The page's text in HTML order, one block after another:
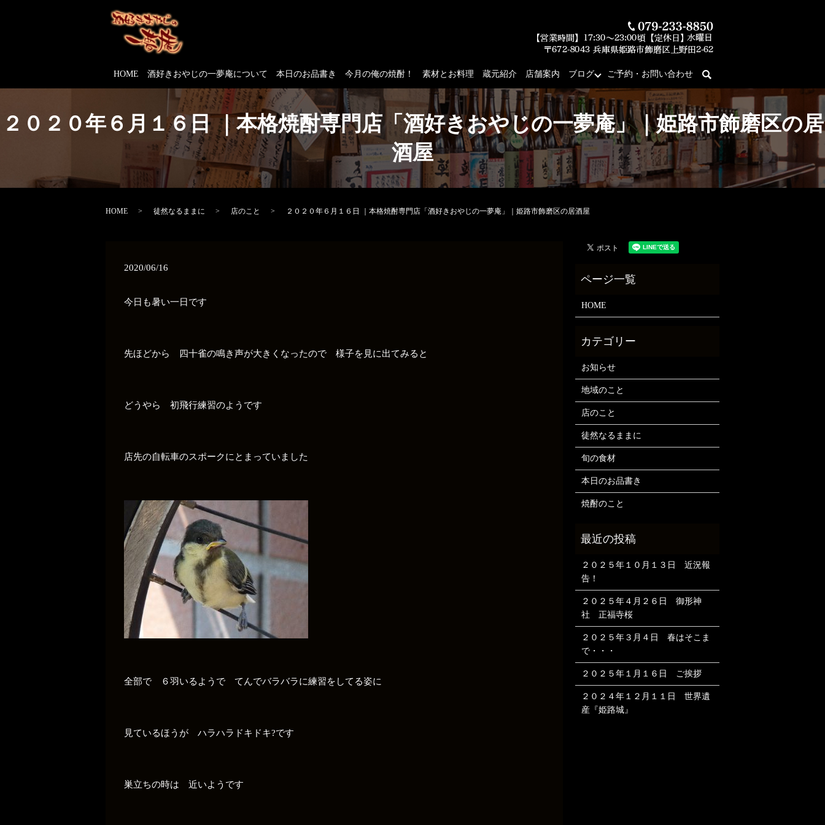
HOME 酒好きおやじの一夢庵について 本日のお品書き 今月の俺の焼酎！ 素材とお料理 蔵元紹介 店舗案内 ブログ ご予約・お問い合わせ
２０２０年６月１６日 ｜本格焼酎専門店「酒好きおやじの一夢庵」｜姫路市飾磨区の居
酒屋
HOME 徒然なるままに 店のこと ２０２０年６月１６日 ｜本格焼酎専門店「酒好きおやじの一夢庵」｜姫路市飾磨区の居酒屋
2020/06/16
今日も暑い一日です
先ほどから 四十雀の鳴き声が大きくなったので 様子を見に出てみると
どうやら 初飛行練習のようです
店先の自転車のスポークにとまっていました
全部で ６羽いるようで てんでバラバラに練習をしてる姿に
見ているほうが ハラハラドキドキ?です
巣立ちの時は 近いようです
HOME
お知らせ
地域のこと
店のこと
徒然なるままに
旬の食材
本日のお品書き
焼酎のこと
２０２５年１０月１３日 近況報
告！
２０２５年４月２６日 御形神
社 正福寺桜
２０２５年３月４日 春はそこま
で・・・
２０２５年１月１６日 ご挨拶
２０２４年１２月１１日 世界遺
産『姫路城』